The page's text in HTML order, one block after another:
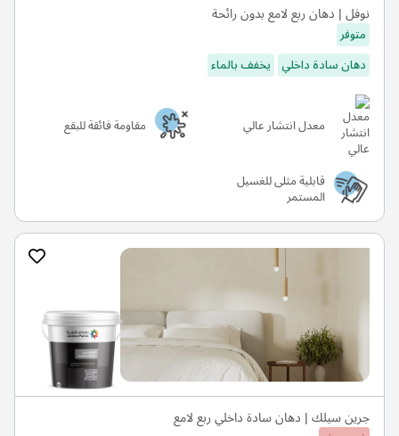
نوفل | دهان ربع لامع بدون رائحة
متوفر
دهان سادة داخلي يخفف بالماء
معدل انتشار عالي مقاومة فائقة للبقع
قابلية مثلى للغسيل
المستمر
جرين سيلك | دهان سادة داخلي ربع لامع